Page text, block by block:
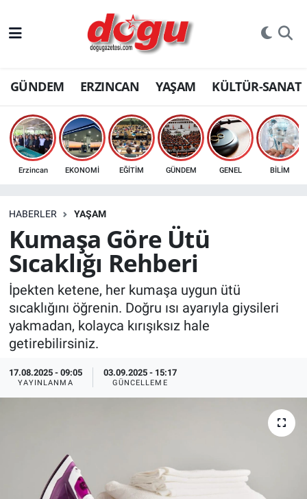
GÜNDEM ERZINCAN YAŞAM KÜLTÜR-SANAT
Erzincan EKONOMİ EĞİTİM GÜNDEM GENEL BİLİM
HABERLER YAŞAM
Kumaşa Göre Ütü
Sıcaklığı Rehberi
İpekten ketene, her kumaşa uygun ütü
sıcaklığını öğrenin. Doğru ısı ayarıyla giysileri
yakmadan, kolayca kırışıksız hale
getirebilirsiniz.
17.08.2025 - 09:05
YAYINLANMA
03.09.2025 - 15:17
GÜNCELLEME
ERZINCAN
GÜNDEM
ERZİNCAN FOTOĞRAFLARI
SAĞLIK
Bilim, teknoloji
GENEL
KÜLTÜR-SANAT
Yerel Haber
Politika
YAŞAM